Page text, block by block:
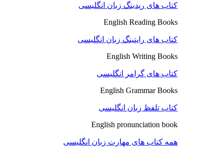
کتاب های ریدینگ زبان انگلیسی
English Reading Books
کتاب های رایتینگ زبان انگلیسی
English Writing Books
کتاب های گرامر انگلیسی
English Grammar Books
کتاب تلفظ زبان انگلیسی
English pronunciation book
همه کتاب های مهارت زبان انگلیسی